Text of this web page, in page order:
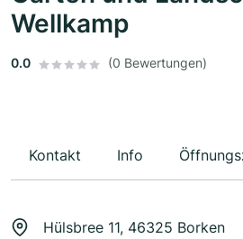
Wellkamp
0.0 (0 Bewertungen)
Kontakt Info
Hülsbree 11, 46325 Borken